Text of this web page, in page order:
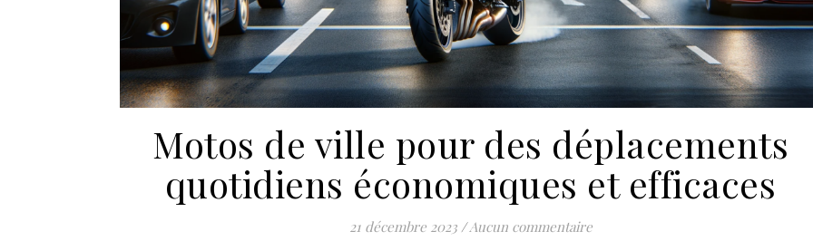
Motos de ville pour des déplacements
quotidiens économiques et efficaces
21 décembre 2023 /Aucun commentaire